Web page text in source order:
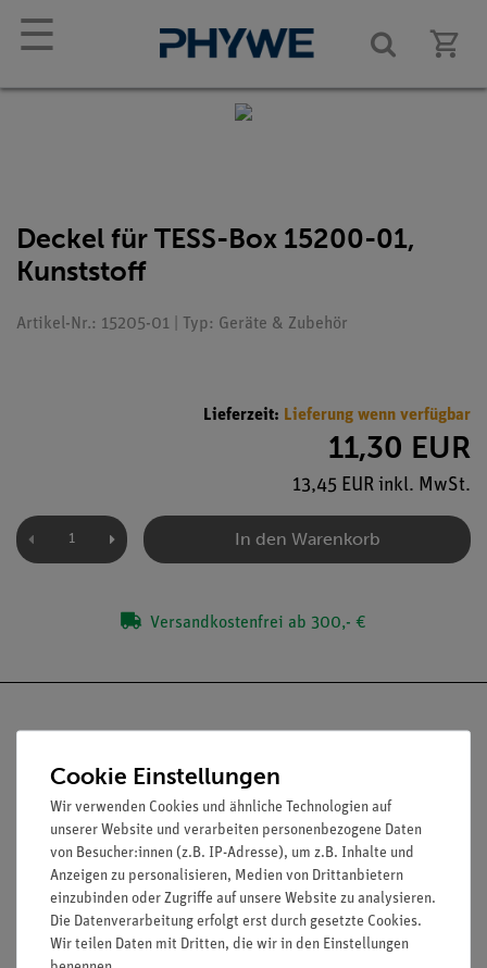
☰
Deckel für TESS-Box 15200-01,
Kunststoff
Artikel-Nr.: 15205-01 | Typ: Geräte & Zubehör
Lieferzeit: Lieferung wenn verfügbar
11,30 EUR
13,45 EUR inkl. MwSt.
In den Warenkorb
Versandkostenfrei ab 300,- €
Nach oben
Informationen Service
Übersicht Service
Cookie Einstellungen
Wir verwenden Cookies und ähnliche Technologien auf
unserer Website und verarbeiten personenbezogene Daten
von Besucher:innen (z.B. IP-Adresse), um z.B. Inhalte und
Anzeigen zu personalisieren, Medien von Drittanbietern
einzubinden oder Zugriffe auf unsere Website zu analysieren.
Die Datenverarbeitung erfolgt erst durch gesetzte Cookies.
Wir teilen Daten mit Dritten, die wir in den Einstellungen